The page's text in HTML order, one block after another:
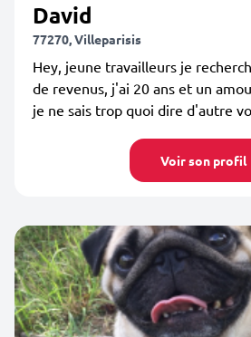
David
77270, Villeparisis
Hey, jeune travailleurs je
de revenus, j'ai 20 ans et un
je ne sais trop quoi dire d'autre
Voir son profil